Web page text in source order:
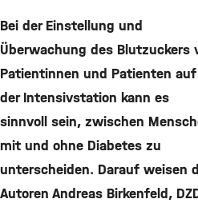
Bei der Einstellung und
Überwachung des Blutzuckers
Patientinnen und Patienten auf
der Intensivstation kann es
sinnvoll sein, zwischen
mit und ohne Diabetes zu
unterscheiden. Darauf weisen
Autoren Andreas Birkenfeld,